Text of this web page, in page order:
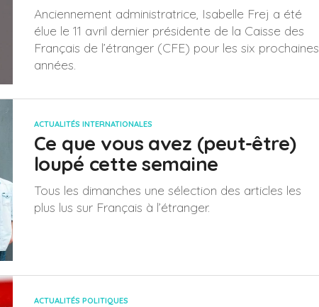
Anciennement administratrice, Isabelle Frej a été
élue le 11 avril dernier présidente de la Caisse des
Français de l’étranger (CFE) pour les six prochaines
années.
ACTUALITÉS INTERNATIONALES
Ce que vous avez (peut-être)
loupé cette semaine
Tous les dimanches une sélection des articles les
plus lus sur Français à l’étranger.
ACTUALITÉS POLITIQUES